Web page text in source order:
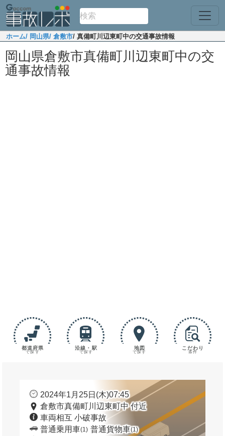
ホーム/ 岡山県/ 倉敷市/ 真備町川辺東町中の交通事故情報
岡山県倉敷市真備町川辺東町中の交
通事故情報
都道府県
で探す
沿線・駅
で探す
地図
で探す
こだわり
条件
2024年1月25日(木)07:45
倉敷市真備町川辺東町中 付近
車両相互 小破事故
普通乗用車(1) 普通貨物車(1)